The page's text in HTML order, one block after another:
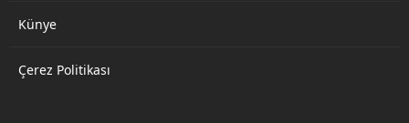
Künye
Çerez Politikası